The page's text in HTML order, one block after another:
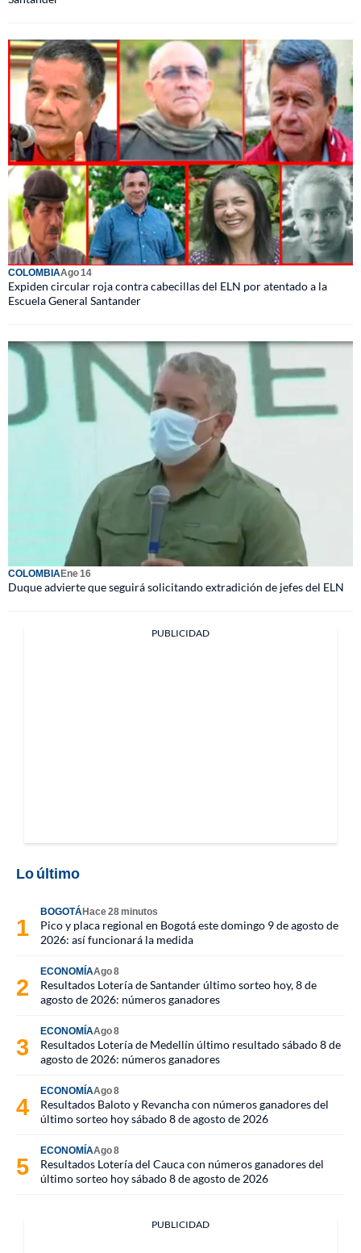
COLOMBIAAgo 14
Expiden circular roja contra cabecillas del ELN por atentado a la
Escuela General Santander
COLOMBIAEne 16
Duque advierte que seguirá solicitando extradición de jefes del ELN
PUBLICIDAD
Lo último
BOGOTÁHace 28 minutos
Pico y placa regional en Bogotá este domingo 9 de agosto de
2026: así funcionará la medida
ECONOMÍAAgo 8
Resultados Lotería de Santander último sorteo hoy, 8 de
agosto de 2026: números ganadores
ECONOMÍAAgo 8
Resultados Lotería de Medellín último resultado sábado 8 de
agosto de 2026: números ganadores
ECONOMÍAAgo 8
Resultados Baloto y Revancha con números ganadores del
último sorteo hoy sábado 8 de agosto de 2026
ECONOMÍAAgo 8
Resultados Lotería del Cauca con números ganadores del
último sorteo hoy sábado 8 de agosto de 2026
PUBLICIDAD